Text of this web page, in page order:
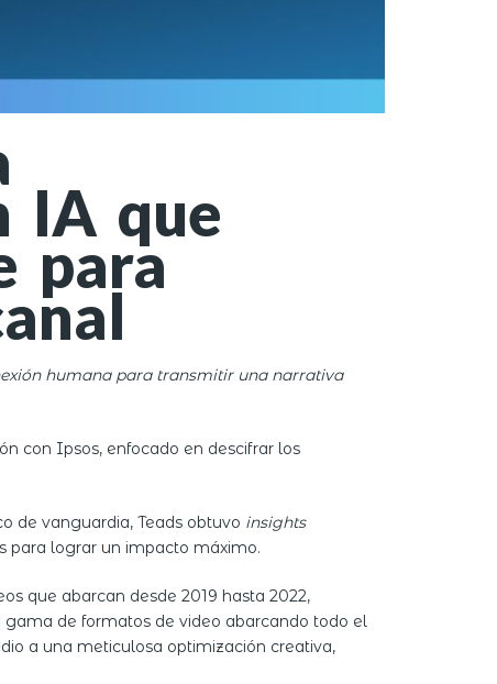
IA que
para
humana para transmitir una narrativa
con Ipsos, enfocado en descifrar los
de vanguardia, Teads obtuvo insights
para lograr un impacto máximo.
que abarcan desde 2019 hasta 2022,
gama de formatos de video abarcando todo el
a una meticulosa optimización creativa,